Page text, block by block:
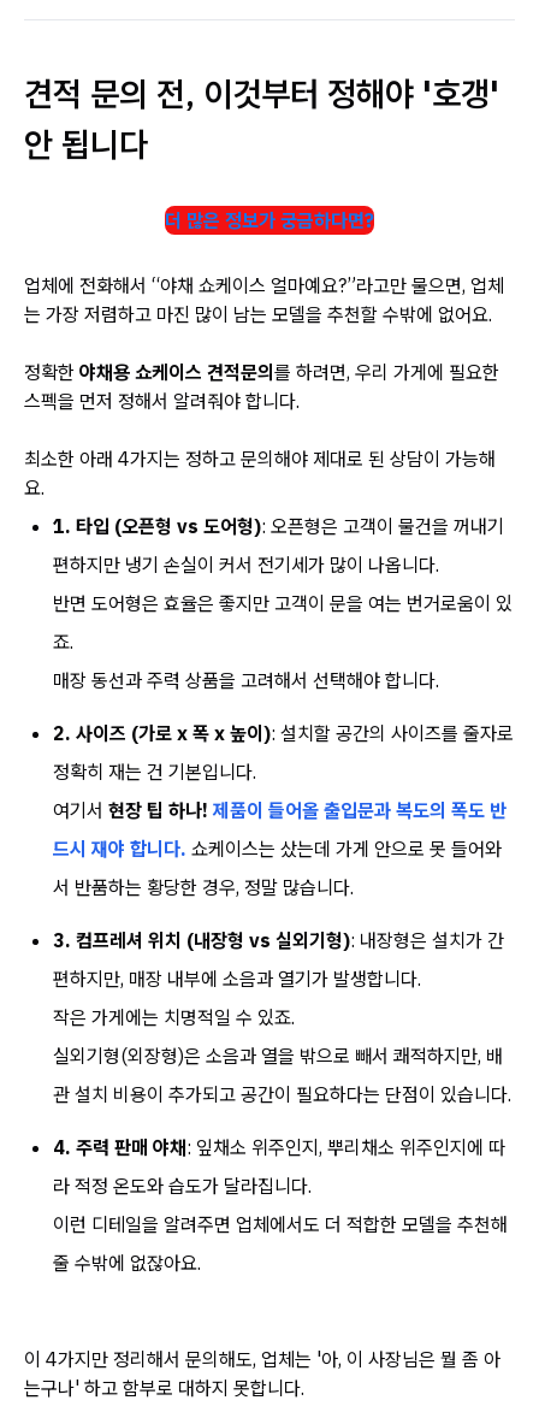
견적 문의 전, 이것부터 정해야 '호갱'
안 됩니다
더 많은 정보가 궁금하다면?
업체에 전화해서 “야채 쇼케이스 얼마예요?”라고만 물으면, 업체
는 가장 저렴하고 마진 많이 남는 모델을 추천할 수밖에 없어요.
정확한 야채용 쇼케이스 견적문의 를 하려면, 우리 가게에 필요한
스펙을 먼저 정해서 알려줘야 합니다.
최소한 아래 4가지는 정하고 문의해야 제대로 된 상담이 가능해
요.
1. 타입 (오픈형 vs 도어형): 오픈형은 고객이 물건을 꺼내기
편하지만 냉기 손실이 커서 전기세가 많이 나옵니다.
반면 도어형은 효율은 좋지만 고객이 문을 여는 번거로움이 있
죠.
매장 동선과 주력 상품을 고려해서 선택해야 합니다.
2. 사이즈 (가로 x 폭 x 높이): 설치할 공간의 사이즈를 줄자로
정확히 재는 건 기본입니다.
여기서 현장 팁 하나! 제품이 들어올 출입문과 복도의 폭도 반
드시 재야 합니다. 쇼케이스는 샀는데 가게 안으로 못 들어와
서 반품하는 황당한 경우, 정말 많습니다.
3. 컴프레셔 위치 (내장형 vs 실외기형): 내장형은 설치가 간
편하지만, 매장 내부에 소음과 열기가 발생합니다.
작은 가게에는 치명적일 수 있죠.
실외기형(외장형)은 소음과 열을 밖으로 빼서 쾌적하지만, 배
관 설치 비용이 추가되고 공간이 필요하다는 단점이 있습니다.
4. 주력 판매 야채: 잎채소 위주인지, 뿌리채소 위주인지에 따
라 적정 온도와 습도가 달라집니다.
이런 디테일을 알려주면 업체에서도 더 적합한 모델을 추천해
줄 수밖에 없잖아요.
이 4가지만 정리해서 문의해도, 업체는 '아, 이 사장님은 뭘 좀 아
는구나' 하고 함부로 대하지 못합니다.